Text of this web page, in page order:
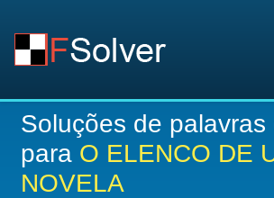
Soluções de palavras
para O ELENCO DE
NOVELA